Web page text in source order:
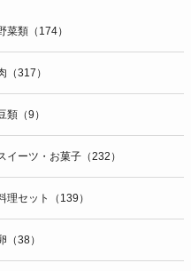
菜類（174）
（317）
類（9）
イーツ・お菓子（232）
理セット（139）
（38）